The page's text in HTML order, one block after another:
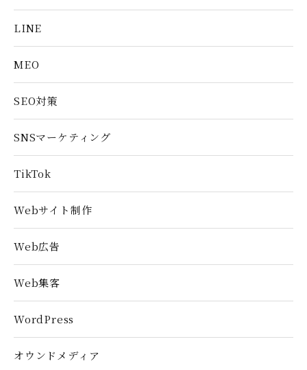
LINE
MEO
SEO対策
SNSマーケティング
TikTok
Webサイト制作
Web広告
Web集客
WordPress
オウンドメディア